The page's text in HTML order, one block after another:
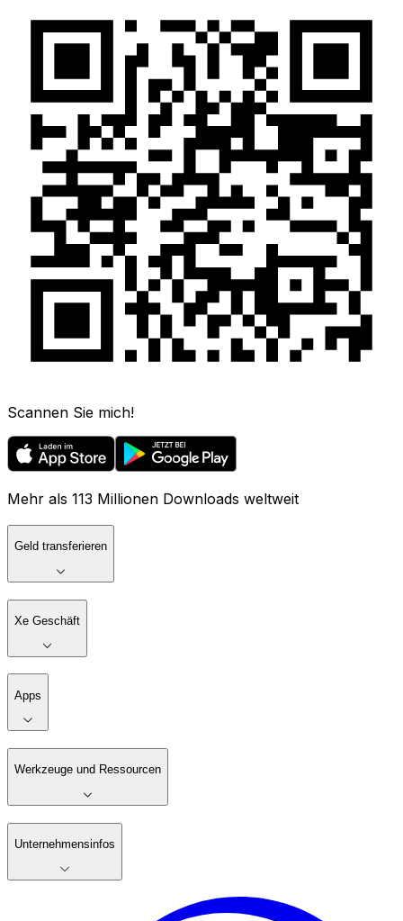
Scannen Sie mich!
Mehr als 113 Millionen Downloads weltweit
Geld transferieren
Xe Geschäft
Apps
Werkzeuge und Ressourcen
Unternehmensinfos